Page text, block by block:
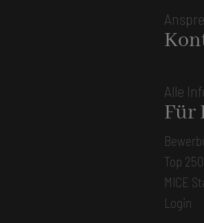
Alle
Für
Top
MICE
Login